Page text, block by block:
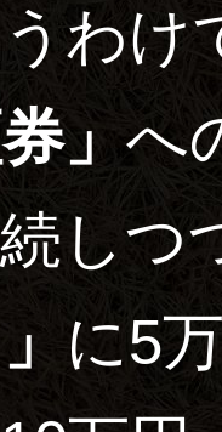
わけ
」へ
しつ
に5